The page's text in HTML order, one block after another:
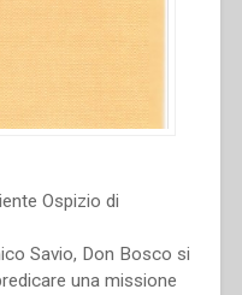
Ospizio di
Savio, Don Bosco si
una missione